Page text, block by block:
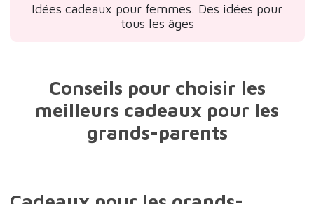
Idées cadeaux pour femmes. Des idées pour
tous les âges
Conseils pour choisir les
meilleurs cadeaux pour les
grands-parents